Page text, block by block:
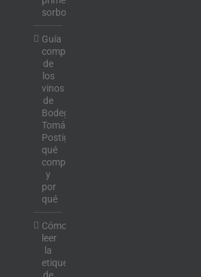
sorbo
Guía
completa
de
los
vinos
de
Bodega
Tomás
Postigo:
qué
comprar
y
por
qué
Cómo
leer
la
etiqueta